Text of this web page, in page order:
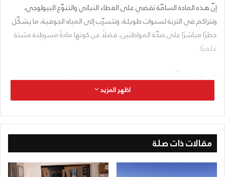
إنّ هذه المادة السامّة تقضي على الغطاء النباتي والتنوّع البيولوجي،
وتتراكم في التربة لسنوات طويلة، وتتسرّب إلى المياه الجوفية، ما يشكّل
خطرًا مباشرًا على صحّة المواطنين، فضلًا عن كونها مادةً مسرطِنة مثبتة
علميًا.
تهجير أبناء الجنوب من أرضهم، تمامًا كما يجري في غزة والجولان، في
استكمالٍ واضح للمشروع الصهيوني القائم على اقتلاع الإنسان من أرضه
وتدمير مقوّمات صموده.
وانطلاقًا من مسؤوليتها الوطنية والبيئية، تدعو عمدة البيئة جميع
الجمعيات والمؤسسات البيئية في لبنان والشام والعالم إلى التحرك
العاجل، ورفع الصوت عاليًا، وفضح هذه الجرائم أمام الرأي العام الدولي،
اظهر المزيد
مقالات ذات صلة